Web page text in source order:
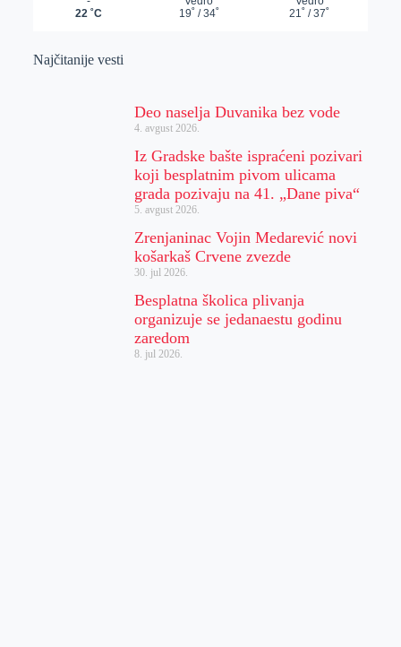
Najčitanije vesti
Deo naselja Duvanika bez vode
4. avgust 2026.
Iz Gradske bašte ispraćeni pozivari
koji besplatnim pivom ulicama
grada pozivaju na 41. „Dane piva“
5. avgust 2026.
Zrenjaninac Vojin Medarević novi
košarkaš Crvene zvezde
30. jul 2026.
Besplatna školica plivanja
organizuje se jedanaestu godinu
zaredom
8. jul 2026.